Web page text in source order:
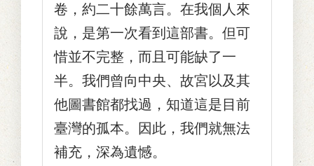
卷，約二十餘萬言。在我個人來
說，是第一次看到這部書。但可
惜並不完整，而且可能缺了一
半。我們曾向中央、故宮以及其
他圖書館都找過，知道這是目前
臺灣的孤本。因此，我們就無法
補充，深為遺憾。